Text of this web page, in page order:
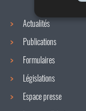
Actualités
Publications
Formulaires
Législations
Espace presse